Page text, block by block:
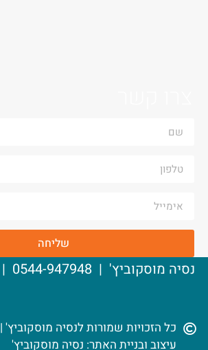
שליחה
נסיה מוסקוביץ' | 0544-947948 | גבעתיים
כל הזכויות שמורות לנסיה מוסקוביץ' |
עיצוב ובניית האתר: נסיה מוסקוביץ'